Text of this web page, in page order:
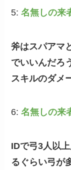
5:名無しの来
斧はスパアマ
でいいんだろ
スキルのダメ
6:名無しの来
IDで弓3人以
るぐらい弓が